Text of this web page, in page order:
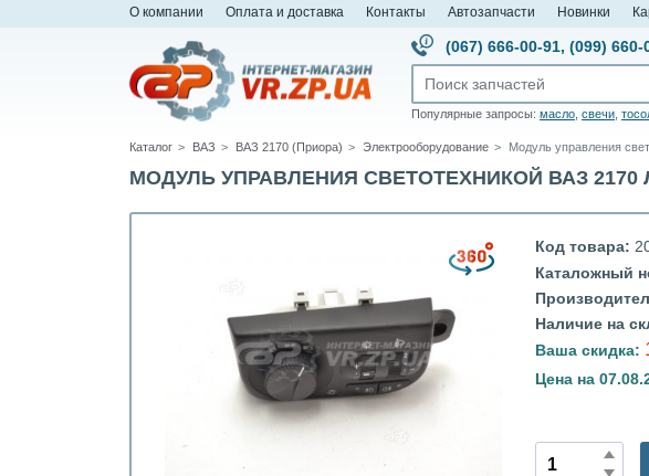
О компании Оплата и доставка Контакты Автозапчасти Новинки
(067) 666-00-91, (099) 660-
Популярные запросы: масло свечи
Каталог ВАЗ ВАЗ 2170 (Приора) Электрооборудование Модуль управления
МОДУЛЬ УПРАВЛЕНИЯ СВЕТОТЕХНИКОЙ ВАЗ 2170
Код товара:
Каталожный
Наличие на
Ваша скидка:
Цена на